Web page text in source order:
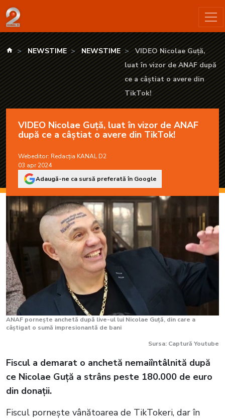
VIDEO Nicolae Guță, luat în vizor de ANAF după ce a câștiat
kanald.ro
NEWSTIME NEWSTIME
VIDEO Nicolae Guță,
luat în vizor de ANAF după
ce a câștiat o avere din
TikTok!
VIDEO Nicolae Guță, luat în vizor de ANAF
după ce a câștiat o avere din TikTok!
Webeditor: Redacția KANAL D2
03 apr 2024
Adaugă-ne ca sursă preferată în Google
ANAF pornește anchetă după live-ul lui Nicolae Guță, din care a
câștigat o sumă impresionantă de bani
Sursa: Captură Youtube
Fiscul a demarat o anchetă nemaiîntâlnită după
ce Nicolae Guță a strâns peste 180.000 de euro
din donații.
Fiscul pornește vânătoarea de TikTokeri, dar în